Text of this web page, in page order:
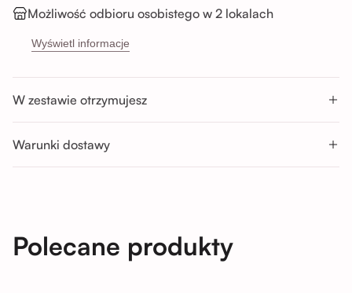
Możliwość odbioru osobistego w 2 lokalach
Sikorskiego 5H, 53-659 Wrocław
Godziny odbioru:
Pon-Sob : 11:00 - 14:00; 14:00 - 17:00; 17:00 - 20:00
Nd : 11:00 - 14:00; 14:00 - 17:00
Wyświetl informacje
W zestawie otrzymujesz
Warunki dostawy
Polecane produkty